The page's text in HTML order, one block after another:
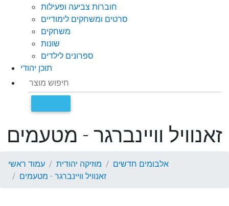
חוברות צביעה ופעילות
סרטים ומשחקים לימודיים
משחקים
שונות
ספרונים לילדים
תוכן יהודי
זאנוויל וויינברגר - מטעמים
עמוד ראשי מוזיקה יהודית
אלבומים חדשים
זאנוויל וויינברגר - מטעמים